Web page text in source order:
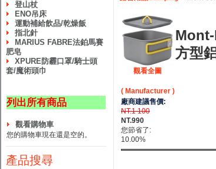
登山杖
ENO吊床
運動補給飲品/乾燥飯
指北針
MARIUS FABRE法鉑馬賽
肥皂
XPURE防霾口罩/騎士頭
套/魔術頭巾
列出所有商品
觀看購物車
您的購物車現在還是空的。
產品搜尋
觀看全圖
方型
( Manufacturer )
廠商建議售價:
NT.1 100
NT.990
您節省了:
10.00%